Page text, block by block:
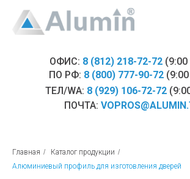
ОФИС: 8 (812) 218-72-72 (9:00
ПО РФ: 8 (800) 777-90-72
ТЕЛ/WA: 8 (929) 106-72-72
ПОЧТА:
Главная / Каталог продукции /
Алюминиевый профиль для изготовления дверей